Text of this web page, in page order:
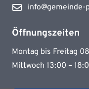
info@gemeinde-
Öffnungszeiten
Montag bis Freitag
Mittwoch 13:00 –